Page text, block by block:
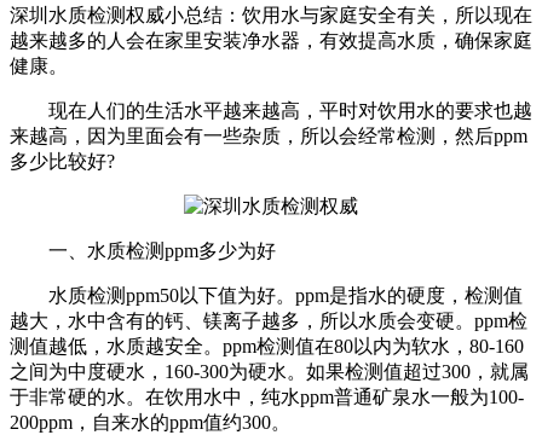
深圳水质检测权威​小总结：饮用水与家庭安全有关，所以现在
越来越多的人会在家里安装净水器，有效提高水质，确保家庭
健康。
现在人们的生活水平越来越高，平时对饮用水的要求也越
来越高，因为里面会有一些杂质，所以会经常检测，然后ppm
多少比较好?
一、水质检测ppm多少为好
水质检测ppm50以下值为好。ppm是指水的硬度，检测值
越大，水中含有的钙、镁离子越多，所以水质会变硬。ppm检
测值越低，水质越安全。ppm检测值在80以内为软水，80-160
之间为中度硬水，160-300为硬水。如果检测值超过300，就属
于非常硬的水。在饮用水中，纯水ppm普通矿泉水一般为100-
200ppm，自来水的ppm值约300。